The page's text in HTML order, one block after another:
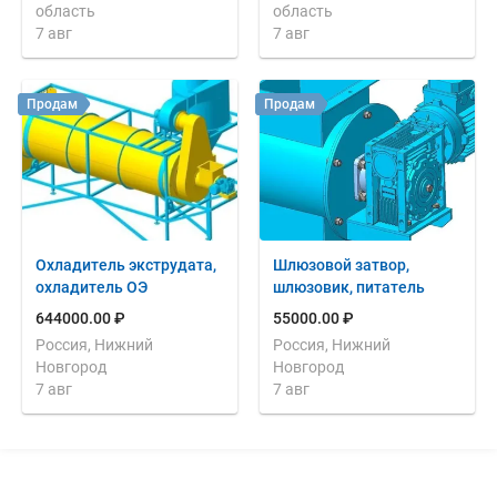
область
7 авг
область
7 авг
Охладитель экструдата,
охладитель ОЭ
644000.00 ₽
Россия, Нижний
Новгород
7 авг
Продам
Шлюзовой затвор,
шлюзовик, питатель
55000.00 ₽
Россия, Нижний
Новгород
7 авг
Продам